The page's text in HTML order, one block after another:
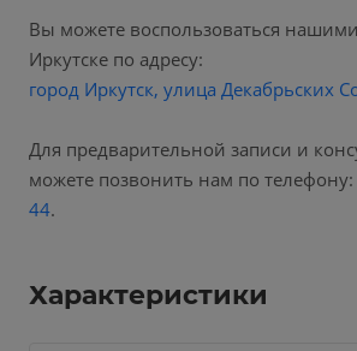
Вы можете воспользоваться
Иркутске по адресу:
город Иркутск, улица Декабрьских
Для предварительной записи и
можете позвонить нам по телефону:
44.
Характеристики